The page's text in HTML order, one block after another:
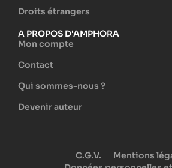
Droits étrangers
A PROPOS D'AMPHORA
Mon compte
Contact
Qui sommes-nous ?
Devenir auteur
C.G.V.
Mentions